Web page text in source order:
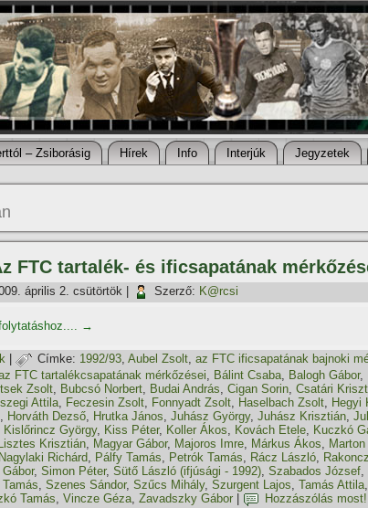
– Zsiborásig Hí­rek Info Interjúk Jegyzetek
FTC tartalék- és ificsapatának
április 2. csütörtök Szerző: K@rcsi
→
Címke: 1992/93, Aubel Zsolt, az FTC ificsapatának bajnoki
FTC tartalékcsapatának mérkőzései, Bálint Csaba, Balogh Gábor,
Zsolt, Bubcsó Norbert, Budai András, Cigan Sorin, Csatári
Attila, Feczesin Zsolt, Fonnyadt Zsolt, Haselbach Zsolt, Hegyi
, Horváth Dezső, Hrutka János, Juhász György, Juhász Krisztián,
Kislőrincz György, Kiss Péter, Koller Ákos, Kovách Etele, Kuczkó
Lisztes Krisztián, Magyar Gábor, Majoros Imre, Márkus Ákos,
Nagylaki Richárd, Pálfy Tamás, Petrók Tamás, Rácz László,
, Simon Péter, Sütő László (ifjúsági - 1992), Szabados József,
, Szenes Sándor, Szűcs Mihály, Szurgent Lajos, Tamás Attila,
Tamás, Vincze Géza, Zavadszky Gábor Hozzászólás most!